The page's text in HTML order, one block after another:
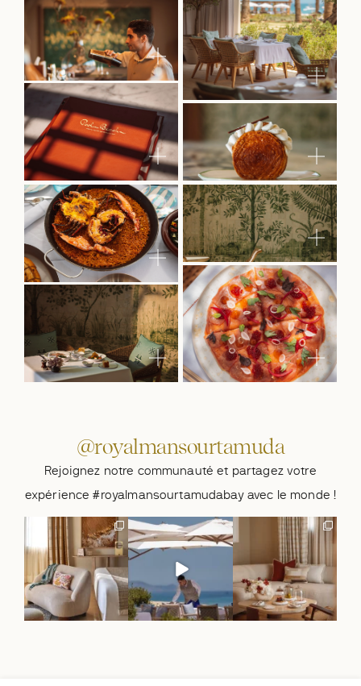
@royalmansourtamuda
Rejoignez notre communauté et partagez votre
expérience #royalmansourtamudabay avec le monde !
Summer, behind the
doors of the Princiere
Villa.🐚...
243 6
A summer table, made
to be shared. 🐚
At Le...
935
Summer moments on
the Moroccan Riviera.
🐚
At...
283 4